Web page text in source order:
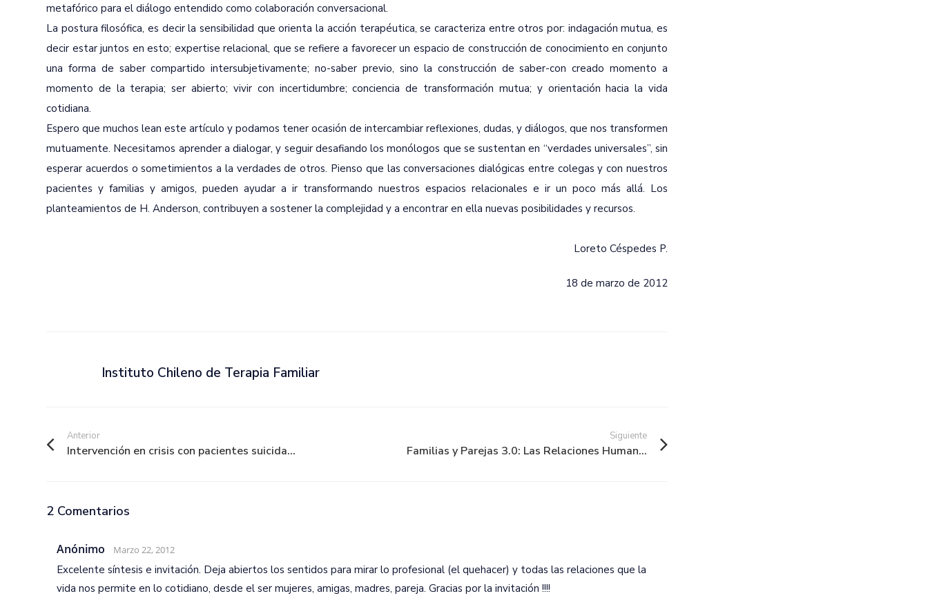
metafórico para el diálogo entendido como colaboración conversacional.
La postura filosófica, es decir la sensibilidad que orienta la acción terapéutica, se caracteriza entre otros por: indagación mutua, es
decir estar juntos en esto; expertise relacional, que se refiere a favorecer un espacio de construcción de conocimiento en conjunto
una forma de saber compartido intersubjetivamente; no-saber previo, sino la construcción de saber-con creado momento a
momento de la terapia; ser abierto; vivir con incertidumbre; conciencia de transformación mutua; y orientación hacia la vida
cotidiana.
Espero que muchos lean este artículo y podamos tener ocasión de intercambiar reflexiones, dudas, y diálogos, que nos transformen
mutuamente. Necesitamos aprender a dialogar, y seguir desafiando los monólogos que se sustentan en “verdades universales”, sin
esperar acuerdos o sometimientos a la verdades de otros. Pienso que las conversaciones dialógicas entre colegas y con nuestros
pacientes y familias y amigos, pueden ayudar a ir transformando nuestros espacios relacionales e ir un poco más allá. Los
planteamientos de H. Anderson, contribuyen a sostener la complejidad y a encontrar en ella nuevas posibilidades y recursos.
Loreto Céspedes P.
18 de marzo de 2012
Instituto Chileno de Terapia Familiar
Anterior
Intervención en crisis con pacientes suicida...
Siguiente
Familias y Parejas 3.0: Las Relaciones Human...
2 Comentarios
Anónimo Marzo 22, 2012
Excelente síntesis e invitación. Deja abiertos los sentidos para mirar lo profesional (el quehacer) y todas las relaciones que la
vida nos permite en lo cotidiano, desde el ser mujeres, amigas, madres, pareja. Gracias por la invitación !!!!